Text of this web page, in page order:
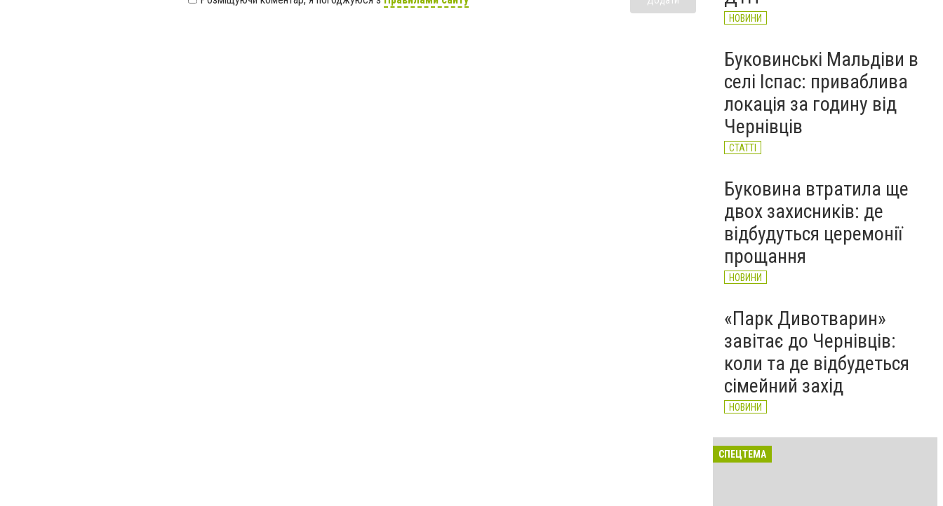
НОВИНИ
Буковинські Мальдіви в
селі Іспас: приваблива
локація за годину від
Чернівців
СТАТТІ
Буковина втратила ще
двох захисників: де
відбудуться церемонії
прощання
НОВИНИ
«Парк Дивотварин»
завітає до Чернівців:
коли та де відбудеться
сімейний захід
НОВИНИ
СПЕЦТЕМА